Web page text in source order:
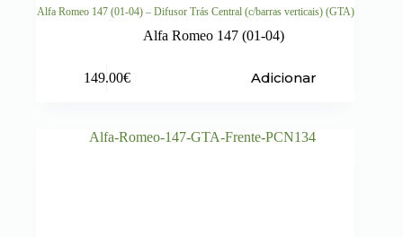
Alfa Romeo 147 (01-04) – Difusor Trás Central (c/barras verticais) (GTA)
Alfa Romeo 147 (01-04)
149.00€ Adicionar